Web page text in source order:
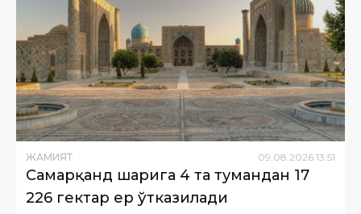
ЖАМИЯТ 09 08 2026 13:51
Самарқанд шаҳрига 4 та тумандан 17
226 гектар ер ўтказилади